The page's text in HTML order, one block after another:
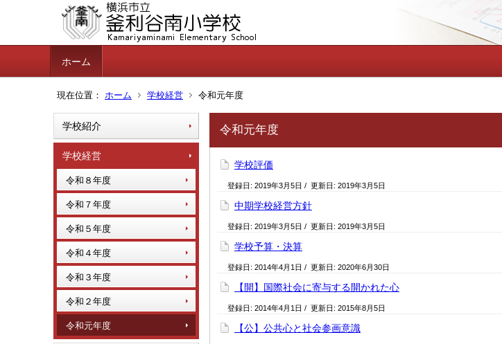
ホーム
現在位置： ホーム 学校経営 令和元年度
学校紹介
学校経営
令和８年度
令和７年度
令和５年度
令和４年度
令和３年度
令和２年度
令和元年度
令和元年度
学校評価
登録日: 2019年3月5日 / 更新日: 2019年3月5日
中期学校経営方針
登録日: 2019年3月5日 / 更新日: 2019年3月5日
学校予算・決算
登録日: 2014年4月1日 / 更新日: 2020年6月30日
【開】国際社会に寄与する開かれた心
登録日: 2014年4月1日 / 更新日: 2015年8月5日
【公】公共心と社会参画意識